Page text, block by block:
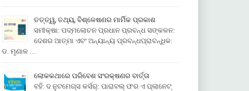
ତତ୍ତ୍ୱ, ତଥ୍ୟ, ବିଶ୍ଳେଷଣର ମାର୍ମିକ ପ୍ରକାଶ
ସମୀକ୍ଷା: ପଦ୍ମଲୋଚନ ପ୍ରଧାନ ପ୍ରବନ୍ଧ ସଙ୍କଳନ:
ଦେଶର ଆତ୍ମା ଏବଂ ଅନ୍ୟାନ୍ୟ ପ୍ରବନ୍ଧପ୍ରାବନ୍ଧିକ:
ଡ. ମୃଣାଳ …
ଲୋକକଥାରେ ପରିବେଶ ସଂରକ୍ଷଣର ବାର୍ତ୍ତା
ବହି: ଦ ନୁଟମେଗ୍ସ କର୍ସର୍: ପାରାବଲ୍ ଫର ଏ ପ୍ଲାନେଟ୍